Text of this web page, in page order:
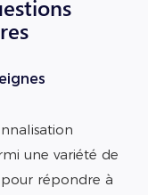
une variété de
répondre à